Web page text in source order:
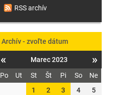
RSS archív
Archív - zvoľte dátum
« Marec 2023 »
Po Ut St Št Pi So
Ne
1
2 3 4
5